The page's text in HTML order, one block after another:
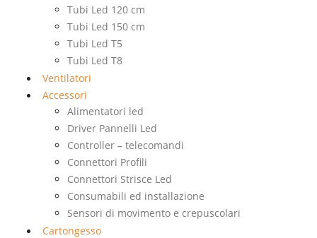
Tubi Led 120 cm
Tubi Led 150 cm
Tubi Led T5
Tubi Led T8
Ventilatori
Accessori
Alimentatori led
Driver Pannelli Led
Controller – telecomandi
Connettori Profili
Connettori Strisce Led
Consumabili ed installazione
Sensori di movimento e crepuscolari
Cartongesso